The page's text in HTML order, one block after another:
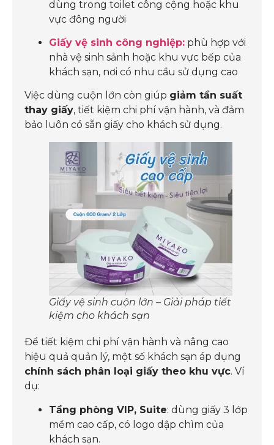
dùng trong toilet công cộng hoặc khu
vực đông người
Giấy vệ sinh công nghiệp: phù hợp với
nhà vệ sinh sảnh hoặc khu vực bếp của
khách sạn, nơi có nhu cầu sử dụng cao
Việc dùng cuộn lớn còn giúp giảm tần suất
thay giấy, tiết kiệm chi phí vận hành, và đảm
bảo luôn có sẵn giấy cho khách sử dụng.
Giấy vệ sinh cuộn lớn – Giải pháp tiết
kiệm cho khách sạn
Để tiết kiệm chi phí vận hành và nâng cao
hiệu quả quản lý, một số khách sạn áp dụng
chính sách phân loại giấy theo khu vực. Ví
dụ:
Tầng phòng VIP, Suite: dùng giấy 3 lớp
mềm cao cấp, có logo dập chìm của
khách sạn.